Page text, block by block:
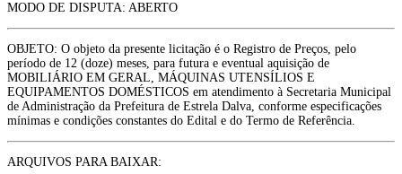
MODO DE DISPUTA: ABERTO
OBJETO: O objeto da presente licitação é o Registro de Preços, pelo
período de 12 (doze) meses, para futura e eventual aquisição de
MOBILIÁRIO EM GERAL, MÁQUINAS UTENSÍLIOS E
EQUIPAMENTOS DOMÉSTICOS em atendimento à Secretaria Municipal
de Administração da Prefeitura de Estrela Dalva, conforme especificações
mínimas e condições constantes do Edital e do Termo de Referência.
ARQUIVOS PARA BAIXAR: